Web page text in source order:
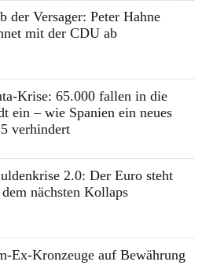
der Versager: Peter Hahne
mit der CDU ab
Krise: 65.000 fallen in die
ein – wie Spanien ein neues
verhindert
2.0: Der Euro steht
nächsten Kollaps
Ex-Kronzeuge auf Bewährung